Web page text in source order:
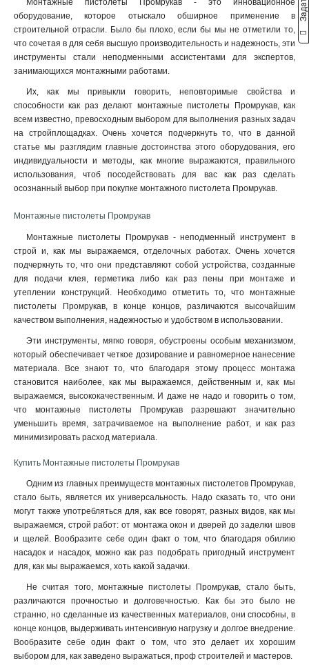
Монтажные пистолеты Промрукав - это инновационное
оборудование, которое отыскало обширное применение в
строительной отрасли. Было бы плохо, если бы мы не отметили то,
что сочетая в для себя высшую производительность и надежность, эти
инструменты стали неподменными ассистентами для экспертов,
занимающихся монтажными работами.
Их, как мы привыкли говорить, неповторимые свойства и
способности как раз делают монтажные пистолеты Промрукав, как
всем известно, превосходным выбором для выполнения разных задач
на стройплощадках. Очень хочется подчеркнуть то, что в данной
статье мы разглядим главные достоинства этого оборудования, его
индивидуальности и методы, как многие выражаются, правильного
использования, чтоб посодействовать для вас как раз сделать
осознанный выбор при покупке монтажного пистолета Промрукав.
Монтажные пистолеты Промрукав
Монтажные пистолеты Промрукав - неподменный инструмент в
строй и, как мы выражаемся, отделочных работах. Очень хочется
подчеркнуть то, что они представляют собой устройства, созданные
для подачи клея, герметика либо как раз пены при монтаже и
утеплении конструкций. Необходимо отметить то, что монтажные
пистолеты Промрукав, в конце концов, различаются высочайшим
качеством выполнения, надежностью и удобством в использовании.
Эти инструменты, мягко говоря, обустроены особым механизмом,
который обеспечивает четкое дозирование и равномерное нанесение
материала. Все знают то, что благодаря этому процесс монтажа
становится наиболее, как мы выражаемся, действенным и, как мы
выражаемся, высококачественным. И даже не надо и говорить о том,
что монтажные пистолеты Промрукав разрешают значительно
уменьшить время, затрачиваемое на выполнение работ, и как раз
минимизировать расход материала.
Купить Монтажные пистолеты Промрукав
Одним из главных преимуществ монтажных пистолетов Промрукав,
стало быть, является их универсальность. Надо сказать то, что они
могут также употребляться для, как все говорят, разных видов, как мы
выражаемся, строй работ: от монтажа окон и дверей до заделки швов
и щелей. Вообразите себе один факт о том, что благодаря обилию
насадок и насадок, можно как раз подобрать пригодный инструмент
для, как мы выражаемся, хоть какой задачки.
Не считая того, монтажные пистолеты Промрукав, стало быть,
различаются прочностью и долговечностью. Как бы это было не
странно, но сделанные из качественных материалов, они способны, в
конце концов, выдерживать интенсивную нагрузку и долгое внедрение.
Вообразите себе один факт о том, что это делает их хорошим
выбором для, как заведено выражаться, проф строителей и мастеров.